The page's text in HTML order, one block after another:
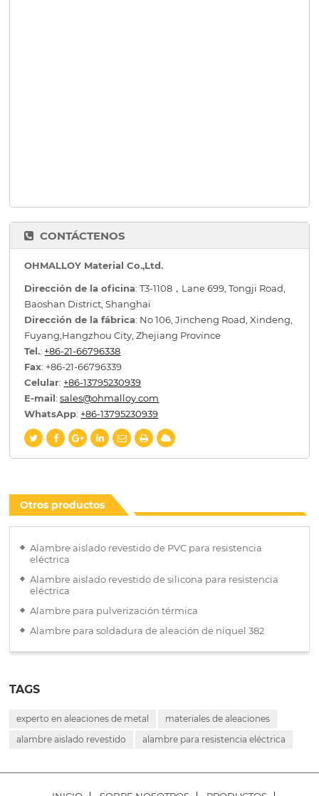
CONTÁCTENOS
OHMALLOY Material Co.,Ltd.
Dirección de la oficina: T3-1108，Lane 699, Tongji Road,
Baoshan District, Shanghai
Dirección de la fábrica: No 106, Jincheng Road, Xindeng,
Fuyang,Hangzhou City, Zhejiang Province
Tel.: +86-21-66796338
Fax: +86-21-66796339
Celular: +86-13795230939
E-mail:sales@ohmalloy.com
WhatsApp: +86-13795230939
Otros productos
Alambre aislado revestido de PVC para resistencia
eléctrica
Alambre aislado revestido de silicona para resistencia
eléctrica
Alambre para pulverización térmica
Alambre para soldadura de aleación de níquel 382
TAGS
experto en aleaciones de metal
materiales de aleaciones
alambre aislado revestido
alambre para resistencia eléctrica